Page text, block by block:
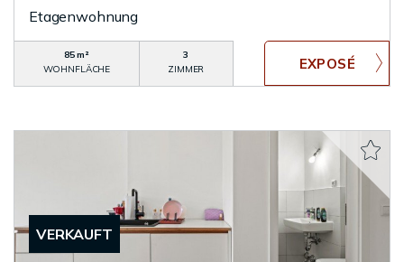
Etagenwohnung
85 m²
WOHNFLÄCHE
3
ZIMMER
VERKAUFT